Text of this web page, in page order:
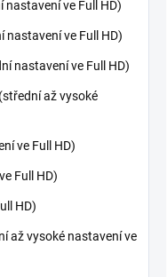
nastavení ve Full HD)
nastavení ve Full HD)
nastavení ve Full HD)
(střední až vysoké
ve Full HD)
Full HD)
HD)
až vysoké nastavení ve